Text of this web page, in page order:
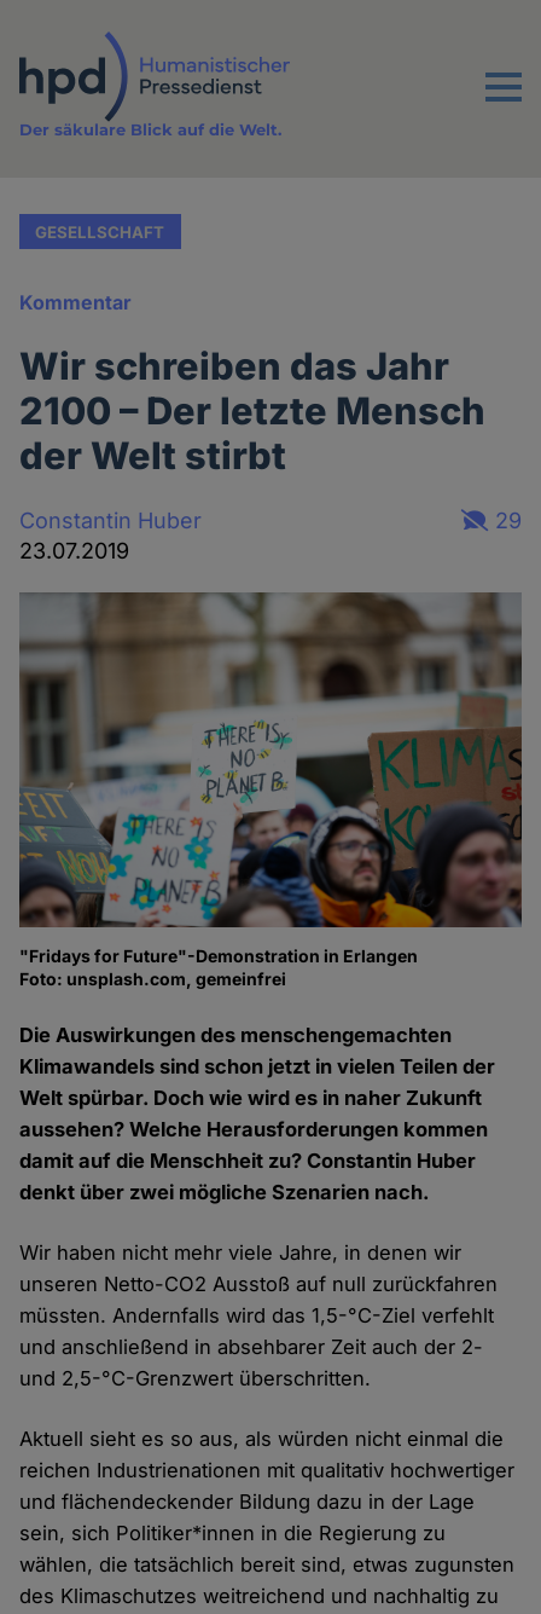
Inhalt
Menu
Der säkulare Blick auf die Welt.
GESELLSCHAFT
Kommentar
Wir schreiben das Jahr
2100 – Der letzte Mensch
der Welt stirbt
Constantin Huber
23.07.2019
29
"Fridays for Future"-Demonstration in Erlangen
Foto: unsplash.com, gemeinfrei
Die Auswirkungen des menschengemachten
Klimawandels sind schon jetzt in vielen Teilen der
Welt spürbar. Doch wie wird es in naher Zukunft
aussehen? Welche Herausforderungen kommen
damit auf die Menschheit zu? Constantin Huber
denkt über zwei mögliche Szenarien nach.
Wir haben nicht mehr viele Jahre, in denen wir
unseren Netto-CO2 Ausstoß auf null zurückfahren
müssten. Andernfalls wird das 1,5-°C-Ziel verfehlt
und anschließend in absehbarer Zeit auch der 2-
und 2,5-°C-Grenzwert überschritten.
Aktuell sieht es so aus, als würden nicht einmal die
reichen Industrienationen mit qualitativ hochwertiger
und flächendeckender Bildung dazu in der Lage
sein, sich Politiker*innen in die Regierung zu
wählen, die tatsächlich bereit sind, etwas zugunsten
des Klimaschutzes weitreichend und nachhaltig zu